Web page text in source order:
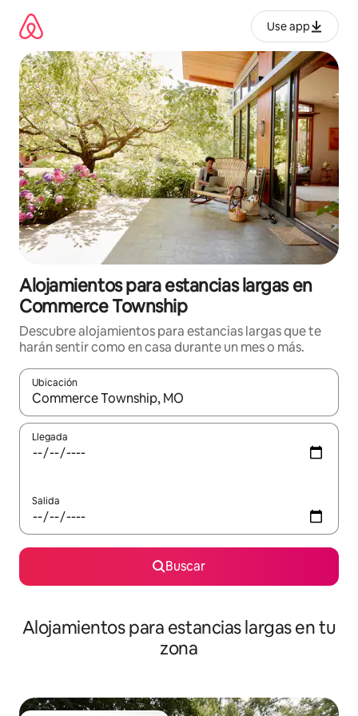
contenido
Use app
Alojamientos para estancias largas en
Commerce Township
Descubre alojamientos para estancias largas que te
harán sentir como en casa durante un mes o más.
Ubicación
Cuando los resultados estén disponibles, podrás navegar
Llegada
Salida
Buscar
Alojamientos para estancias largas en tu
zona